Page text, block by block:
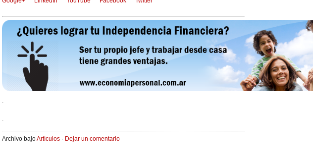
.
.
Archivo bajoArtículos · Dejar un comentario